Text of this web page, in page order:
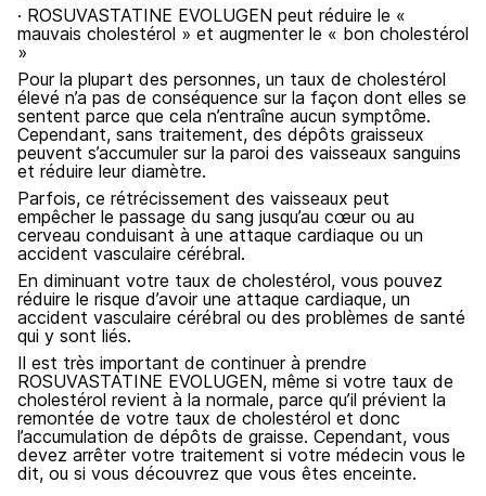
· ROSUVASTATINE EVOLUGEN peut réduire le «
mauvais cholestérol » et augmenter le « bon cholestérol
»
Pour la plupart des personnes, un taux de cholestérol
élevé n’a pas de conséquence sur la façon dont elles se
sentent parce que cela n’entraîne aucun symptôme.
Cependant, sans traitement, des dépôts graisseux
peuvent s’accumuler sur la paroi des vaisseaux sanguins
et réduire leur diamètre.
Parfois, ce rétrécissement des vaisseaux peut
empêcher le passage du sang jusqu’au cœur ou au
cerveau conduisant à une attaque cardiaque ou un
accident vasculaire cérébral.
En diminuant votre taux de cholestérol, vous pouvez
réduire le risque d’avoir une attaque cardiaque, un
accident vasculaire cérébral ou des problèmes de santé
qui y sont liés.
Il est très important de continuer à prendre
ROSUVASTATINE EVOLUGEN, même si votre taux de
cholestérol revient à la normale, parce qu’il prévient la
remontée de votre taux de cholestérol et donc
l’accumulation de dépôts de graisse. Cependant, vous
devez arrêter votre traitement si votre médecin vous le
dit, ou si vous découvrez que vous êtes enceinte.